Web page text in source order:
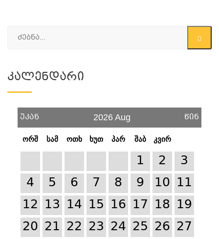
Კალენდარი
უკან 2026 Aug წინ
ორშ სამ ოთხ ხუთ პარ შაბ კვირ
1 2
3
4
5 6 7 8 9 10 11
12 13 14 15 16 17 18 19
20 21 22 23 24 25 26 27